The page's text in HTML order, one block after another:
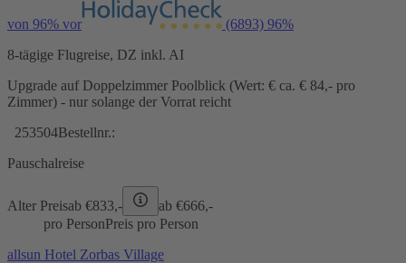
von 96% vor (6893) 96%
8-tägige Flugreise, DZ inkl. AI
Upgrade auf Doppelzimmer Poolblick (Wert: € ca. € 84,- pro
Zimmer) - nur solange der Vorrat reicht
253504Bestellnr.:
Pauschalreise
Alter Preisab €833,- ab €666,-
pro PersonPreis pro Person
allsun Hotel Zorbas Village